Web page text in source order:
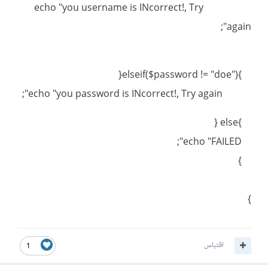
echo "you username is INcorrect!, Try
again";
}elseif($password != "doe"){
}else {
}
}
1 اقتباس